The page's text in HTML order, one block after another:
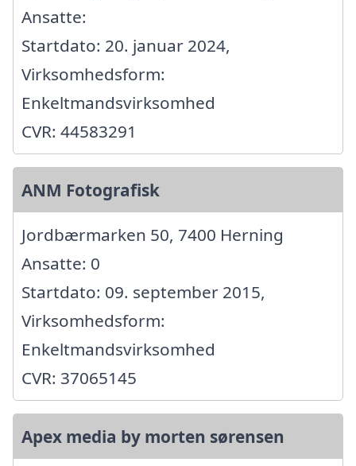
Ansatte:
Startdato: 20. januar 2024,
Virksomhedsform:
Enkeltmandsvirksomhed
CVR: 44583291
ANM Fotografisk
Jordbærmarken 50, 7400 Herning
Ansatte: 0
Startdato: 09. september 2015,
Virksomhedsform:
Enkeltmandsvirksomhed
CVR: 37065145
Apex media by morten sørensen